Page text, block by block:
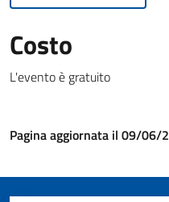
Costo
L'evento è gratuito
Pagina aggiornata il 09/06/